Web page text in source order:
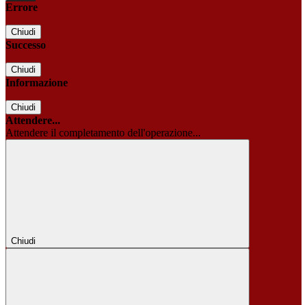
Errore
Chiudi
Successo
Chiudi
Informazione
Chiudi
Attendere...
Attendere il completamento dell'operazione...
Chiudi